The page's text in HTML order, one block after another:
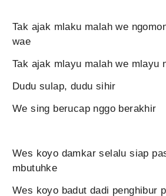
Tak ajak mlaku malah we
wae
Tak ajak mlayu malah we mlayu
Dudu sulap, dudu sihir
We sing berucap nggo berakhir
Wes koyo damkar selalu siap
mbutuhke
Wes koyo badut dadi penghibur